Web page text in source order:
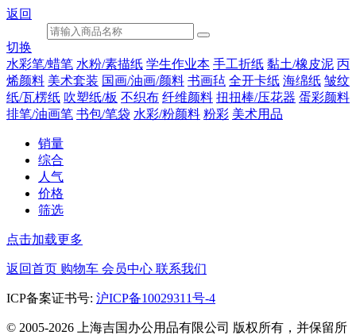
返回
切换
水彩笔/蜡笔 水粉/素描纸 学生作业本 手工折纸 黏土/橡皮泥 丙
烯颜料 美术套装 国画/油画/颜料 书画毡 全开卡纸 海绵纸 皱纹
纸/瓦楞纸 吹塑纸/板 不织布 纤维颜料 扭扭棒/压花器 蛋彩颜料
排笔/油画笔 书包/笔袋 水彩/粉颜料 粉彩 美术用品
销量
综合
人气
价格
筛选
点击加载更多
返回首页 购物车 会员中心 联系我们
ICP备案证书号: 沪ICP备10029311号-4
© 2005-2026 上海吉国办公用品有限公司 版权所有，并保留所